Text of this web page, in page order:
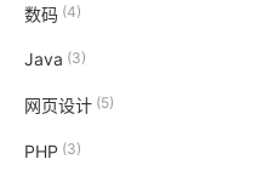
数码 (4)
Java (3)
网页设计 (5)
PHP (3)